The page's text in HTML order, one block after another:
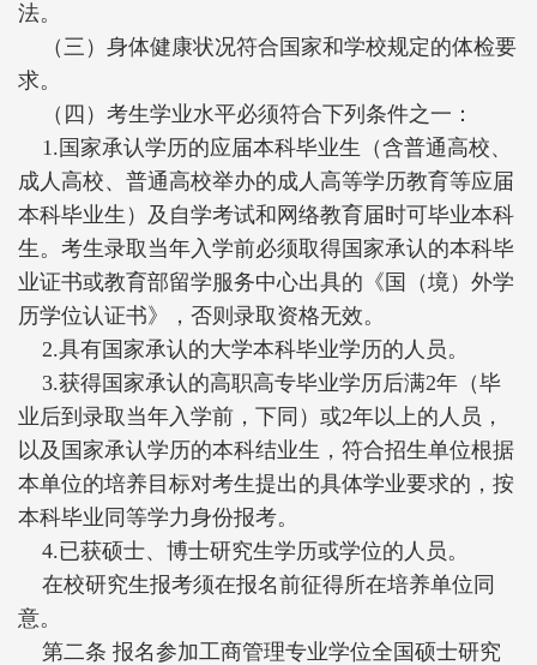
法。
（三）身体健康状况符合国家和学校规定的体检要
求。
（四）考生学业水平必须符合下列条件之一：
1.国家承认学历的应届本科毕业生（含普通高校、
成人高校、普通高校举办的成人高等学历教育等应届
本科毕业生）及自学考试和网络教育届时可毕业本科
生。 考生录取当年入学前必须取得国家承认的本科毕
业证书或教育部留学服务中心出具的《国（境）外学
历学位认证书》，否则录取资格无效。
2.具有国家承认的大学本科毕业学历的人员。
3.获得国家承认的高职高专毕业学历后满2年（毕
业后到录取当年入学前，下同）或2年以上的人员，
以及国家承认学历的本科结业生，符合招生单位根据
本单位的培养目标对考生提出的具体学业要求的，按
本科毕业同等学力身份报考。
4.已获硕士、博士研究生学历或学位的人员。
在校研究生报考须在报名前征得所在培养单位同
意。
第二条 报名参加工商管理专业学位全国硕士研究